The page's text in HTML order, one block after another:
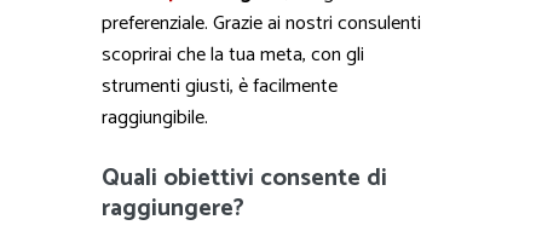
preferenziale. Grazie ai nostri consulenti
scoprirai che la tua meta, con gli
strumenti giusti, è facilmente
raggiungibile.
Quali obiettivi consente di
raggiungere?